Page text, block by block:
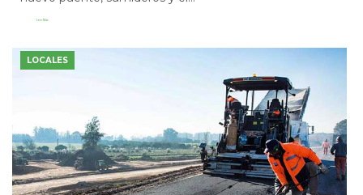
Leer Más
LOCALES